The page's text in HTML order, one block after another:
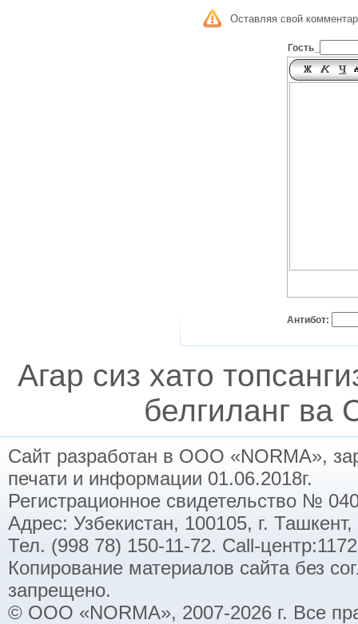
Оставляя свой
Гость_
Антибот:
Агар сиз хато
белгиланг ва
Сайт разработан в ООО «NORMA»,
печати и информации 01.06.2018г.
Регистрационное свидетельство №
Адрес: Узбекистан, 100105, г.
Тел. (998 78) 150-11-72. Call-
Копирование материалов сайта без
запрещено.
© ООО «NORMA», 2007-2026 г. Все